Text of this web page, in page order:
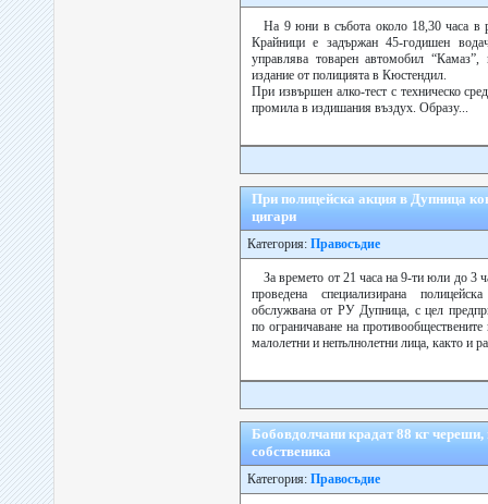
На 9 юни в събота около 18,30 часа в
Крайници е задържан 45-годишен
управлява товарен автомобил “Камаз”,
издание от полицията в Кюстендил.
При извършен алко-тест с техническо
промила в издишания въздух. Образу...
При полицейска акция в Дупница
цигари
Категория: Правосъдие
За времето от 21 часа на 9-ти юли до 3
проведена специализирана
обслужвана от РУ Дупница, с цел
по ограничаване на
малолетни и непълнолетни лица, както и
Бобовдолчани крадат 88 кг
собственика
Категория: Правосъдие